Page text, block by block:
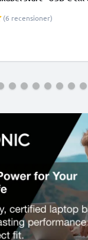
(6 recensioner)